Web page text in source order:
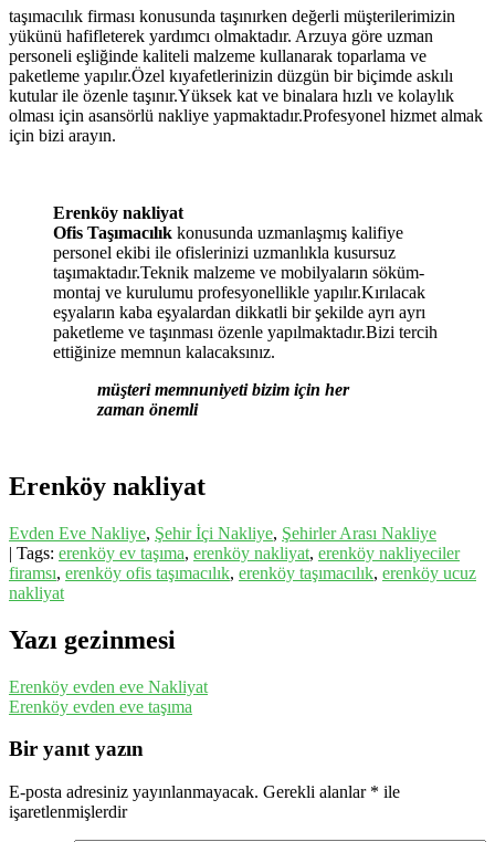
taşımacılık firması konusunda taşınırken değerli müşterilerimizin
yükünü hafifleterek yardımcı olmaktadır. Arzuya göre uzman
personeli eşliğinde kaliteli malzeme kullanarak toparlama ve
paketleme yapılır.Özel kıyafetlerinizin düzgün bir biçimde askılı
kutular ile özenle taşınır.Yüksek kat ve binalara hızlı ve kolaylık
olması için asansörlü nakliye yapmaktadır.Profesyonel hizmet almak
için bizi arayın.
Erenköy nakliyat
Ofis Taşımacılık konusunda uzmanlaşmış kalifiye
personel ekibi ile ofislerinizi uzmanlıkla kusursuz
taşımaktadır.Teknik malzeme ve mobilyaların söküm-
montaj ve kurulumu profesyonellikle yapılır.Kırılacak
eşyaların kaba eşyalardan dikkatli bir şekilde ayrı ayrı
paketleme ve taşınması özenle yapılmaktadır.Bizi tercih
ettiğinize memnun kalacaksınız.
müşteri memnuniyeti bizim için her
zaman önemli
Erenköy nakliyat
Evden Eve Nakliye, Şehir İçi Nakliye, Şehirler Arası Nakliye
| Tags: erenköy ev taşıma, erenköy nakliyat, erenköy nakliyeciler
firamsı, erenköy ofis taşımacılık, erenköy taşımacılık, erenköy ucuz
nakliyat
Yazı gezinmesi
Erenköy evden eve Nakliyat
Erenköy evden eve taşıma
Bir yanıt yazın
E-posta adresiniz yayınlanmayacak. Gerekli alanlar * ile
işaretlenmişlerdir